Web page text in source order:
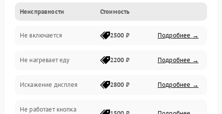
Дверца и корпус
Механика и внутренние элементы
Механические повреждения
Питание и запуск
Нагрев и приготовление
Неисправности Стоимость
Не включается 2500 ₽ Подробнее →
Не нагревает еду 2200 ₽ Подробнее →
Искажение дисплея 2800 ₽ Подробнее →
Не работает кнопка